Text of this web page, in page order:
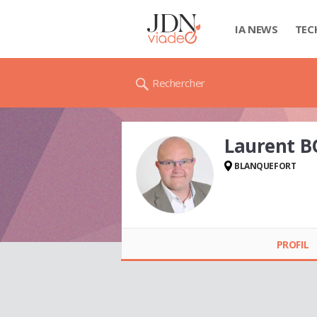
IA NEWS
Rechercher
Laurent
BLANQUEFORT
PROFIL